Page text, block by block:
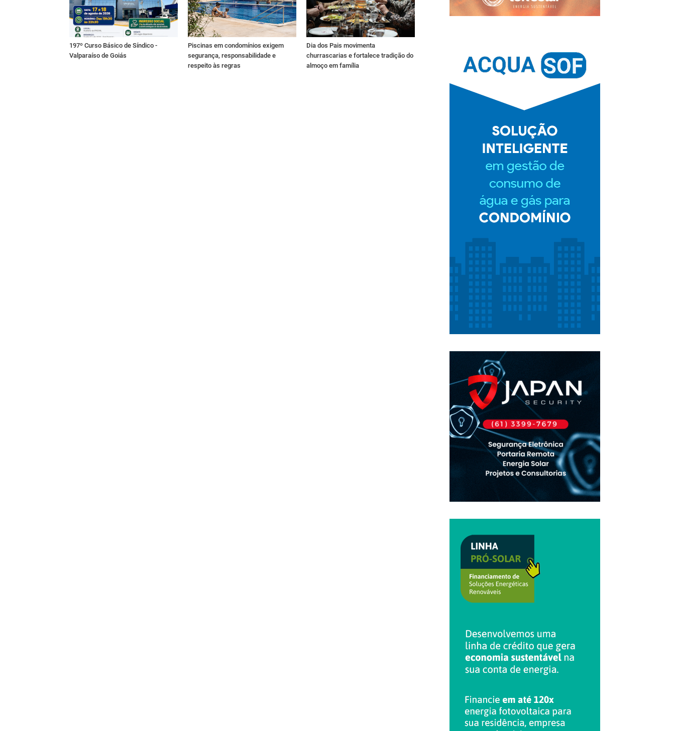
197º Curso Básico de Síndico -
Valparaíso de Goiás
Piscinas em condomínios exigem
segurança, responsabilidade e
respeito às regras
Dia dos Pais movimenta
churrascarias e fortalece tradição do
almoço em família